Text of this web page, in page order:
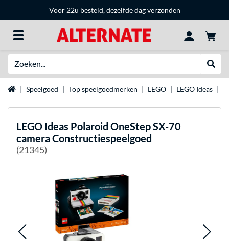
Voor 22u besteld, dezelfde dag verzonden
HomeSpeelgoed Top speelgoedmerken LEGO LEGO Ideas
LEGO Ideas Polaroid OneStep SX-70
camera Constructiespeelgoed
(21345)